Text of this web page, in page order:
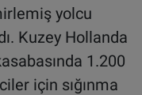
yolcu
Kuzey Hollanda
1.200
için sığınma